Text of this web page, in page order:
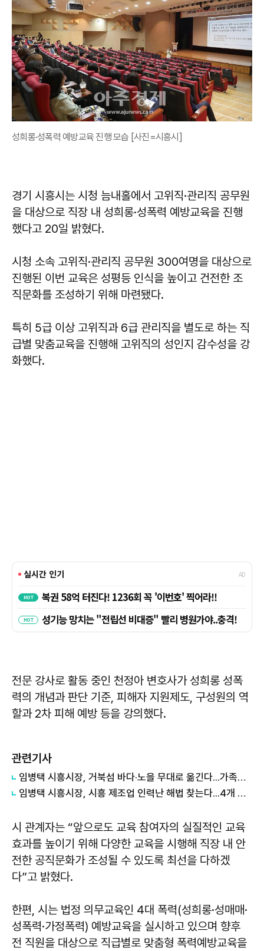
성희롱·성폭력 예방교육 진행 모습 [사진=시흥시]
경기 시흥시는 시청 늠내홀에서 고위직·관리직 공무원
을 대상으로 직장 내 성희롱·성폭력 예방교육을 진행
했다고 20일 밝혔다.
시청 소속 고위직·관리직 공무원 300여명을 대상으로
진행된 이번 교육은 성평등 인식을 높이고 건전한 조
직문화를 조성하기 위해 마련됐다.
특히 5급 이상 고위직과 6급 관리직을 별도로 하는 직
급별 맞춤교육을 진행해 고위직의 성인지 감수성을 강
화했다.
전문 강사로 활동 중인 천정아 변호사가 성희롱 성폭
력의 개념과 판단 기준, 피해자 지원제도, 구성원의 역
할과 2차 피해 예방 등을 강의했다.
관련기사
임병택 시흥시장, 거북섬 바다·노을 무대로 옮긴다...가족음악회 '별빛 주파수 812Mhz'
임병택 시흥시장, 시흥 제조업 인력난 해법 찾는다...4개 대학 조기취업형 계약학과 한자리에
시 관계자는 “앞으로도 교육 참여자의 실질적인 교육
효과를 높이기 위해 다양한 교육을 시행해 직장 내 안
전한 공직문화가 조성될 수 있도록 최선을 다하겠
다”고 밝혔다.
한편, 시는 법정 의무교육인 4대 폭력(성희롱·성매매·
성폭력·가정폭력) 예방교육을 실시하고 있으며 향후
전 직원을 대상으로 직급별로 맞춤형 폭력예방교육을